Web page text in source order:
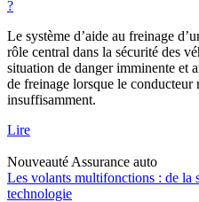
?
Le système d’aide au freinage
rôle central dans la sécurité des
situation de danger imminente et
de freinage lorsque le conducteur
insuffisamment.
Lire
Nouveauté Assurance auto
Les volants multifonctions : de la
technologie